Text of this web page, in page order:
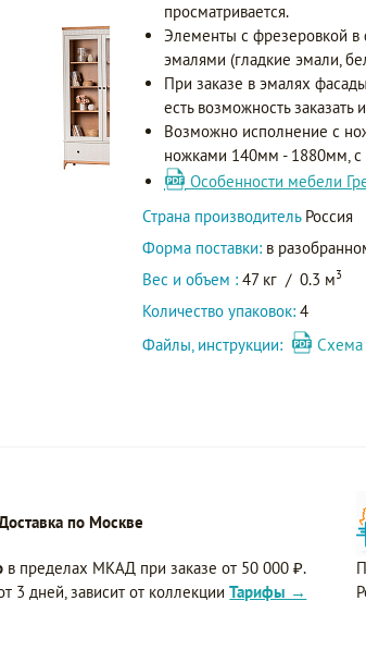
просматривается.
Элементы с фрезеровкой
эмалями (гладкие эмали,
При заказе в эмалях
есть возможность заказать
Возможно исполнение с
ножками 140мм - 1880мм,
Особенности мебели
Страна производитель Россия
Форма поставки: в
Вес и объем : 47 кг / 0.3 м3
Количество упаковок: 4
Файлы, инструкции:
Схема
по Москве
в пределах МКАД при заказе от 50 000 ₽.
3 дней, зависит от коллекцииТарифы →